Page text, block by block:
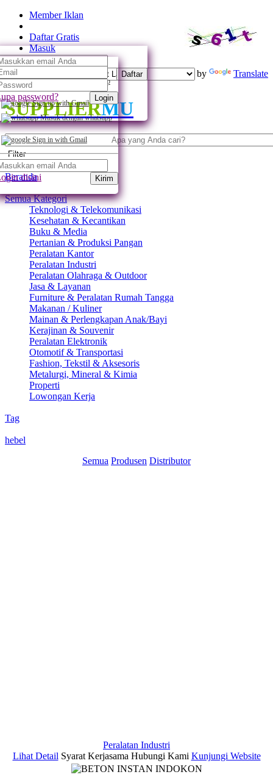
Member Iklan
Daftar Gratis
Daftar
Daftar dengan whatsapp
Sign up with Gmail
Masuk
password? Login
Masuk dengan whatsapp
Sign in with Gmail
disini Kirim
Powered by Translate
SUPPLIERMU
Filter
Beranda
Semua Kategori
Teknologi & Telekomunikasi
Kesehatan & Kecantikan
Buku & Media
Pertanian & Produksi Pangan
Peralatan Kantor
Peralatan Industri
Peralatan Olahraga & Outdoor
Jasa & Layanan
Furniture & Peralatan Rumah Tangga
Makanan / Kuliner
Mainan & Perlengkapan Anak/Bayi
Kerajinan & Souvenir
Peralatan Elektronik
Otomotif & Transportasi
Fashion, Tekstil & Aksesoris
Metalurgi, Mineral & Kimia
Properti
Lowongan Kerja
Tag
hebel
Semua Produsen Distributor
Peralatan Industri
Lihat Detail Syarat Kerjasama Hubungi Kami Kunjungi Website